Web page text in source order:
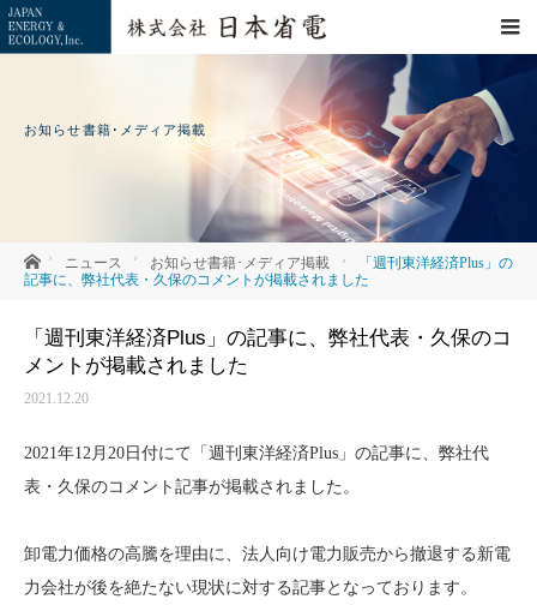
お知らせ書籍･メディア掲載
ホームニュース お知らせ書籍･メディア掲載
「週刊東洋経済Plus」の
記事に、弊社代表・久保のコメントが掲載されました
「週刊東洋経済Plus」の記事に、弊社代表・久保のコ
メントが掲載されました
2021.12.20
2021年12月20日付にて「週刊東洋経済Plus」の記事に、弊社代
表・久保のコメント記事が掲載されました。
卸電力価格の高騰を理由に、法人向け電力販売から撤退する新電
力会社が後を絶たない現状に対する記事となっております。